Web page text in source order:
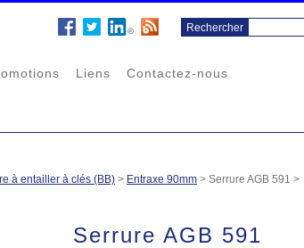
Liens Contactez-nous
à entailler à clés (BB) > Entraxe 90mm > Serrure AGB 591 >
Serrure AGB 591